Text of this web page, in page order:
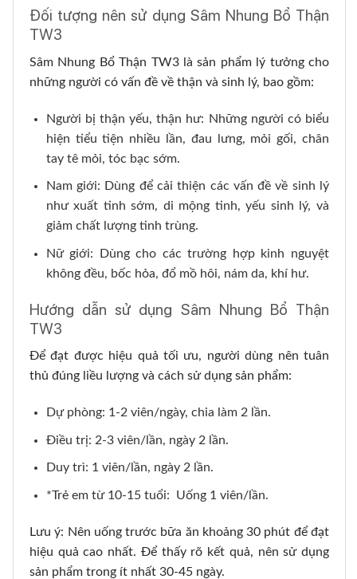
Đối tượng nên sử dụng Sâm Nhung Bổ Thận
TW3
Sâm Nhung Bổ Thận TW3 là sản phẩm lý tưởng cho
những người có vấn đề về thận và sinh lý, bao gồm:
Người bị thận yếu, thận hư: Những người có biểu
hiện tiểu tiện nhiều lần, đau lưng, mỏi gối, chân
tay tê mỏi, tóc bạc sớm.
Nam giới: Dùng để cải thiện các vấn đề về sinh lý
như xuất tinh sớm, di mộng tinh, yếu sinh lý, và
giảm chất lượng tinh trùng.
Nữ giới: Dùng cho các trường hợp kinh nguyệt
không đều, bốc hỏa, đổ mồ hôi, nám da, khí hư.
Hướng dẫn sử dụng Sâm Nhung Bổ Thận
TW3
Để đạt được hiệu quả tối ưu, người dùng nên tuân
thủ đúng liều lượng và cách sử dụng sản phẩm:
Dự phòng: 1-2 viên/ngày, chia làm 2 lần.
Điều trị: 2-3 viên/lần, ngày 2 lần.
Duy trì: 1 viên/lần, ngày 2 lần.
*Trẻ em từ 10-15 tuổi: Uống 1 viên/lần.
Lưu ý: Nên uống trước bữa ăn khoảng 30 phút để đạt
hiệu quả cao nhất. Để thấy rõ kết quả, nên sử dụng
sản phẩm trong ít nhất 30-45 ngày.